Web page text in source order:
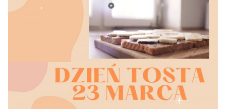
Warto wiedzieć